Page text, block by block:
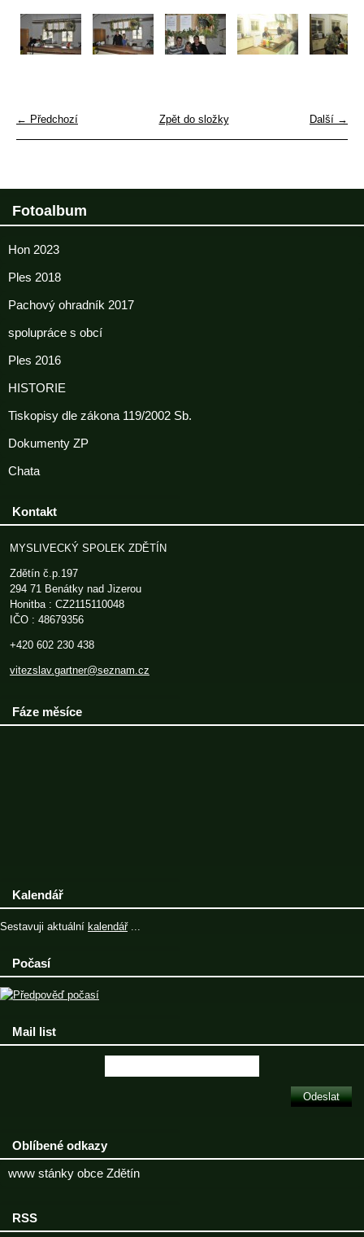
← Předchozí Další →
Zpět do složky
Fotoalbum
Hon 2023
Ples 2018
Pachový ohradník 2017
spolupráce s obcí
Ples 2016
HISTORIE
Tiskopisy dle zákona 119/2002 Sb.
Dokumenty ZP
Chata
Kontakt
MYSLIVECKÝ SPOLEK ZDĚTÍN
Zdětín č.p.197
294 71 Benátky nad Jizerou
Honitba : CZ2115110048
IČO : 48679356
+420 602 230 438
vitezslav.gartner@seznam.cz
Fáze měsíce
Kalendář
Sestavuji aktuální kalendář...
Počasí
Mail list
Oblíbené odkazy
www stánky obce Zdětín
RSS